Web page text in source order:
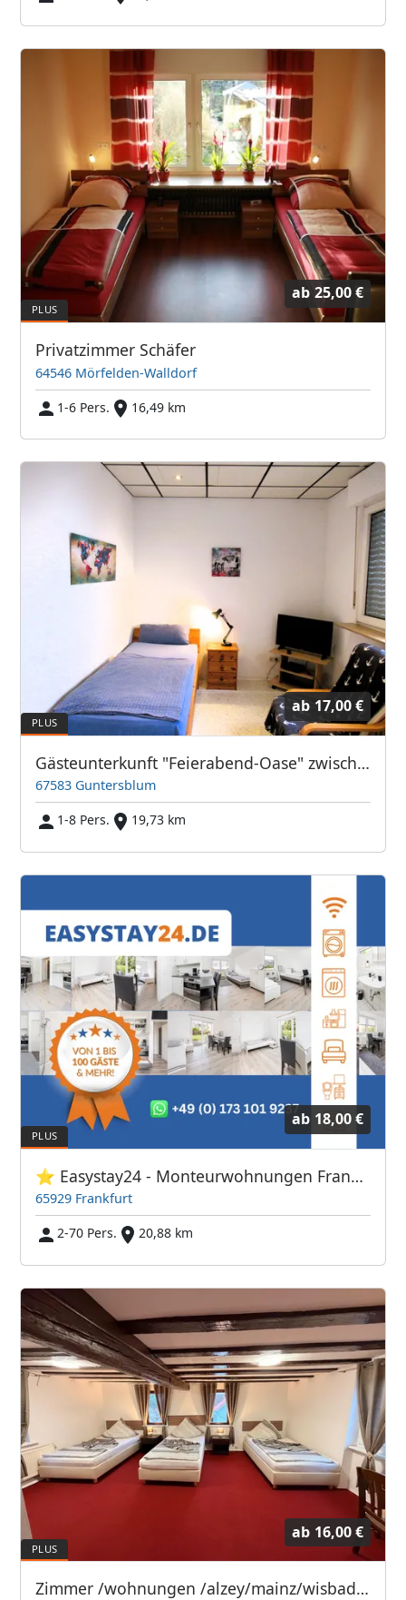
ab 25,00 €
Privatzimmer Schäfer
64546 Mörfelden-Walldorf
1-6 Pers.
16,49 km
ab 17,00 €
Gästeunterkunft "Feierabend-Oase" zwischen Mainz und Worms
67583 Guntersblum
1-8 Pers.
19,73 km
ab 18,00 €
⭐ Easystay24 - Monteurwohnungen Frankfurt Flughafen
65929 Frankfurt
2-70 Pers.
20,88 km
ab 16,00 €
Zimmer /wohnungen /alzey/mainz/wisbaden/frankfurt